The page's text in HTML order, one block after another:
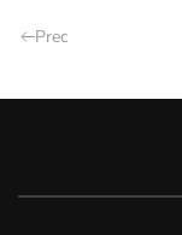
Prec